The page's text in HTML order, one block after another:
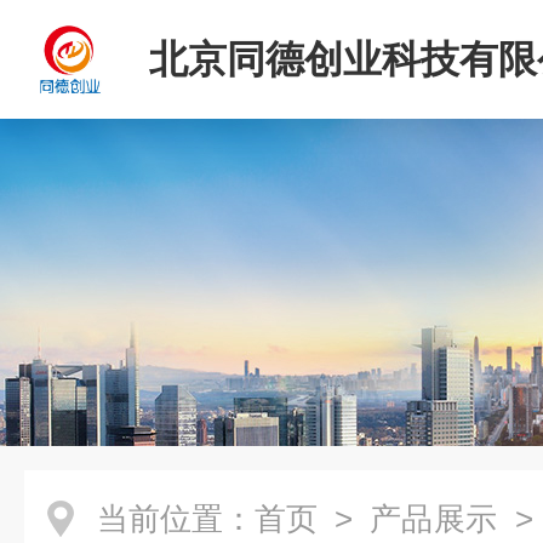
北京同德创业科技有
当前位置： 首页 > 产品展示